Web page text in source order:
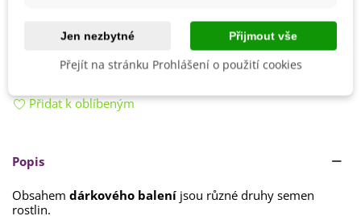
Přidat k oblíbeným
Popis
Obsahem dárkového balení jsou různé druhy semen
rostlin.
Jen nezbytné Přijmout vše
Přejít na stránku Prohlášení o použití cookies